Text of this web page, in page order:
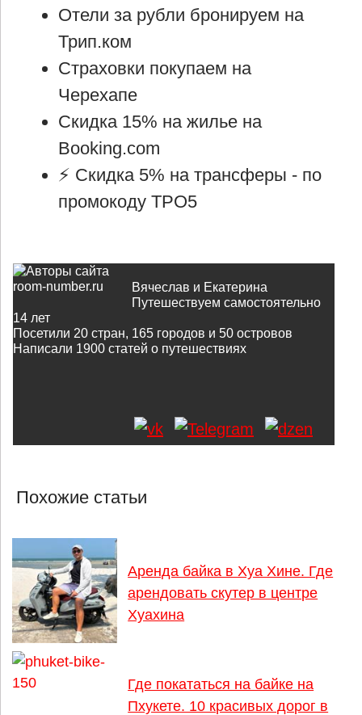
Отели за рубли бронируем на
Трип.ком
Страховки покупаем на
Черехапе
Скидка 15% на жилье на
Booking.com
⚡ Cкидка 5% на трансферы - по
промокоду TPO5
Вячеслав и Екатерина
Путешествуем самостоятельно
14 лет
Посетили 20 стран, 165 городов и 50 островов
Написали 1900 статей о путешествиях
Похожие статьи
Аренда байка в Хуа Хине. Где
арендовать скутер в центре
Хуахина
Где покататься на байке на
Пхукете. 10 красивых дорог в